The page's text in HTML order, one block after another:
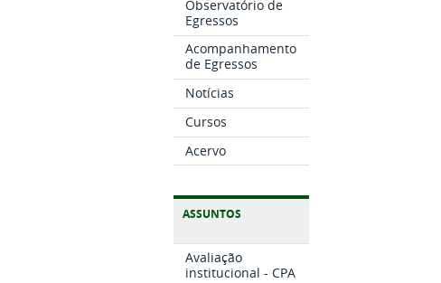
Observatório de
Egressos
Acompanhamento
de Egressos
Notícias
Cursos
Acervo
ASSUNTOS
Avaliação
institucional - CPA